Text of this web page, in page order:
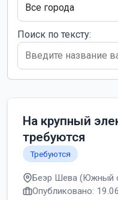
Поиск по тексту:
На крупный
требуются
Требуются
Беэр Шева (Южный
Опубликовано: